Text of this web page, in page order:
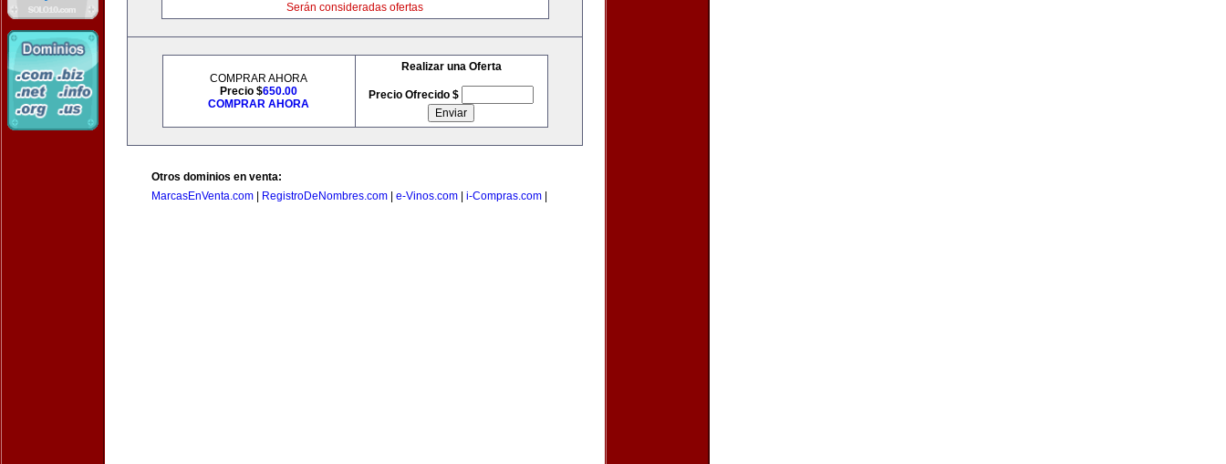
Serán consideradas ofertas
COMPRAR AHORA
Precio $650.00
COMPRAR AHORA
Realizar una Oferta
Precio Ofrecido $
Otros dominios en venta:
MarcasEnVenta.com
RegistroDeNombres.com e-Vinos.com i-Compras.com